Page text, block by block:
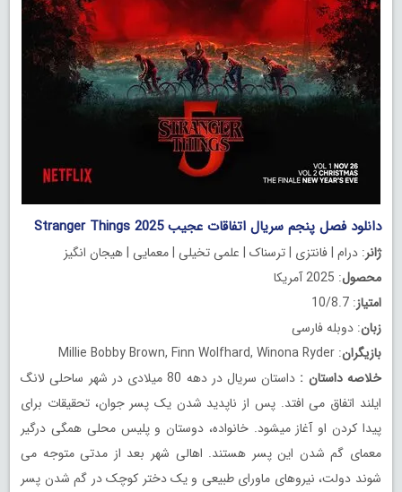
دانلود فصل پنجم سریال اتفاقات عجیب Stranger Things 2025
ژانر: درام | فانتزی | ترسناک | علمی تخیلی | معمایی | هیجان انگیز
محصول: 2025 آمریکا
امتیاز: 10/8.7
زبان: دوبله فارسی
بازیگران: Millie Bobby Brown, Finn Wolfhard, Winona Ryder
خلاصه داستان :
داستان سریال در دهه 80 میلادی در شهر ساحلی لانگ
ایلند اتفاق می افتد. پس از ناپدید شدن یک پسر جوان، تحقیقات برای
پیدا کردن او آغاز میشود. خانواده، دوستان و پلیس محلی همگی درگیر
معمای گم شدن این پسر هستند. اهالی شهر بعد از مدتی متوجه می
شوند دولت، نیروهای ماورای طبیعی و یک دختر کوچک در گم شدن پسر